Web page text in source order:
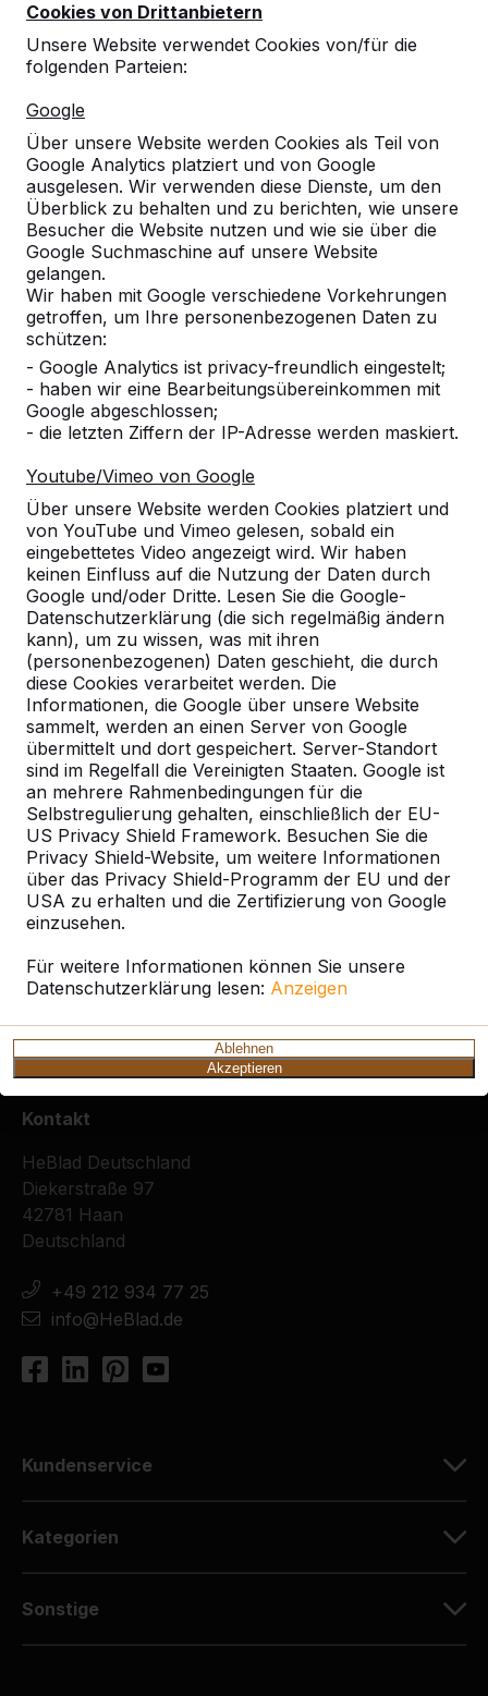
Cookies von Drittanbietern
Unsere Website verwendet Cookies von/für die
folgenden Parteien:
Google
Über unsere Website werden Cookies als Teil von
Google Analytics platziert und von Google
ausgelesen. Wir verwenden diese Dienste, um den
Überblick zu behalten und zu berichten, wie unsere
Besucher die Website nutzen und wie sie über die
Google Suchmaschine auf unsere Website
gelangen.
Wir haben mit Google verschiedene Vorkehrungen
getroffen, um Ihre personenbezogenen Daten zu
schützen:
- Google Analytics ist privacy-freundlich eingestelt;
- haben wir eine Bearbeitungsübereinkommen mit
Google abgeschlossen;
- die letzten Ziffern der IP-Adresse werden maskiert.
Youtube/Vimeo von Google
Über unsere Website werden Cookies platziert und
von YouTube und Vimeo gelesen, sobald ein
eingebettetes Video angezeigt wird. Wir haben
keinen Einfluss auf die Nutzung der Daten durch
Google und/oder Dritte. Lesen Sie die Google-
Datenschutzerklärung (die sich regelmäßig ändern
kann), um zu wissen, was mit ihren
(personenbezogenen) Daten geschieht, die durch
diese Cookies verarbeitet werden. Die
Informationen, die Google über unsere Website
sammelt, werden an einen Server von Google
übermittelt und dort gespeichert. Server-Standort
sind im Regelfall die Vereinigten Staaten. Google ist
an mehrere Rahmenbedingungen für die
Selbstregulierung gehalten, einschließlich der EU-
US Privacy Shield Framework. Besuchen Sie die
Privacy Shield-Website, um weitere Informationen
über das Privacy Shield-Programm der EU und der
USA zu erhalten und die Zertifizierung von Google
einzusehen.
Für weitere Informationen können Sie unsere
Datenschutzerklärung lesen: Anzeigen
Ablehnen
Akzeptieren
Referenzen
und darüber hinaus. Sehen Sie hier, wo Sie
ein HeBlad-Produkt in Ihrer Nähe finden.
Produkt
Alles anzeigen
Kategorie
Alles anzeigen
Ort oder Postleitzahl suchen
Braunfels
Kontakt
HeBlad Deutschland
Diekerstraße 97
42781 Haan
Deutschland
+49 212 934 77 25
info@HeBlad.de
Kundenservice
Kategorien
Sonstige